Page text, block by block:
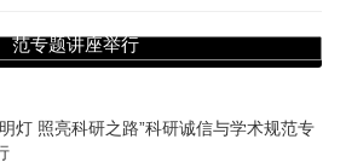
亮科研之路”科研诚信与学术规
范专题讲座举行
灯 照亮科研之路”科研诚信与学术规范专